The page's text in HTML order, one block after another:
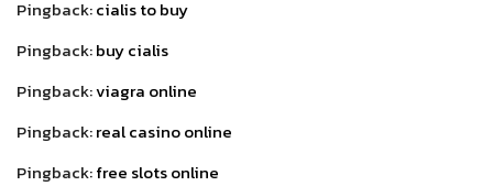
Pingback:cialis to buy
Pingback:buy cialis
Pingback:viagra online
Pingback:real casino online
Pingback:free slots online